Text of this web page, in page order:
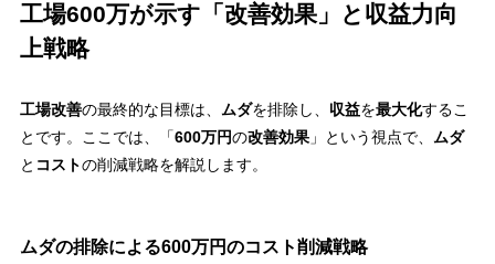
工場600万が示す「改善効果」と収益力向
上戦略
工場改善の最終的な目標は、 ムダを排除し、 収益を最大化するこ
とです。ここでは、「600万円の改善効果」という視点で、 ムダ
と コストの削減戦略を解説します。
ムダの排除による600万円のコスト削減戦略